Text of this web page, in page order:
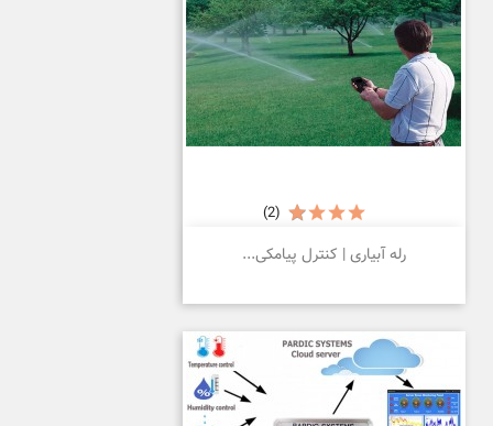
رله آبیاری | کنترل پیامکی...
(2)